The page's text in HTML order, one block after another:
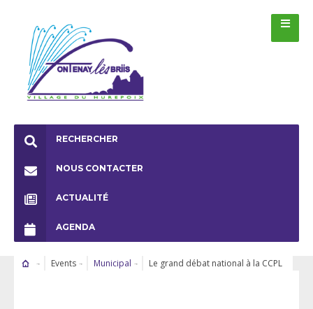
RECHERCHER
NOUS CONTACTER
ACTUALITÉ
AGENDA
Events Municipal Le grand débat national à la CCPL